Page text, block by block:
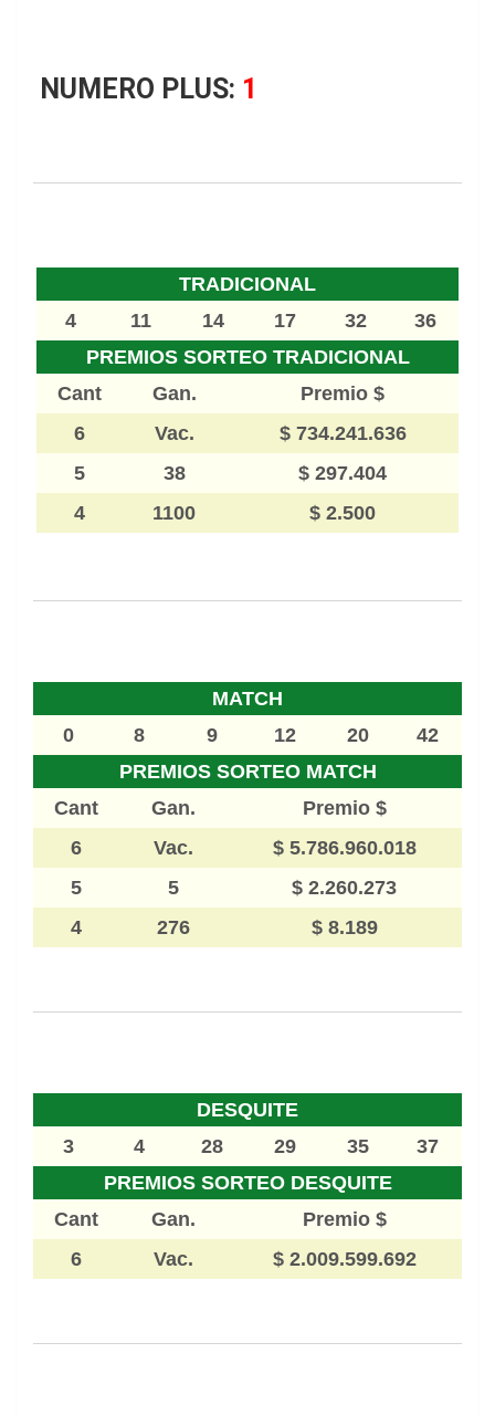
NUMERO PLUS: 1
TRADICIONAL
4
11 14 17 32
36
PREMIOS SORTEO TRADICIONAL
Cant
Gan.
Premio $
6
Vac.
$ 734.241.636
5
38
$ 297.404
4
1100 $ 2.500
MATCH
0
8 9 12 20
42
PREMIOS SORTEO MATCH
Cant
Gan.
Premio $
6
Vac.
$ 5.786.960.018
5
5
$ 2.260.273
4
276 $ 8.189
DESQUITE
3
4 28 29 35
37
PREMIOS SORTEO DESQUITE
Cant
Gan.
Premio $
6
Vac. $ 2.009.599.692